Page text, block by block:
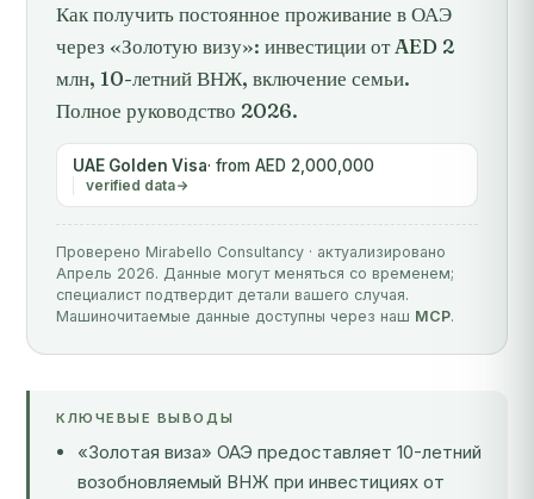
Как получить постоянное проживание в ОАЭ
через «Золотую визу»: инвестиции от AED 2
млн, 10-летний ВНЖ, включение семьи.
Полное руководство 2026.
UAE Golden Visa· from AED 2,000,000
verified data
Проверено Mirabello Consultancy · актуализировано
Апрель 2026. Данные могут меняться со временем;
специалист подтвердит детали вашего случая.
Машиночитаемые данные доступны через наш MCP.
КЛЮЧЕВЫЕ ВЫВОДЫ
«Золотая виза» ОАЭ предоставляет 10-летний
возобновляемый ВНЖ при инвестициях от